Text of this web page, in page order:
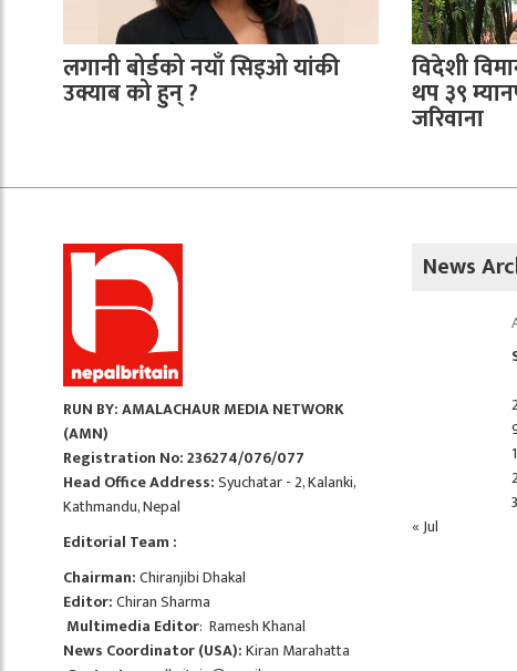
लगानी बोर्डको नयाँ सिइओ यांकी
उक्याब को हुन् ?
विदेशी
थप ३९
जरिवाना
RUN BY: AMALACHAUR MEDIA NETWORK
(AMN)
Registration No: 236274/076/077
Head Office Address:Syuchatar - 2, Kalanki,
Kathmandu, Nepal
Editorial Team :
Chairman:Chiranjibi Dhakal
Editor:Chiran Sharma
Multimedia Editor: Ramesh Khanal
News Coordinator (USA):Kiran Marahatta
News
2
« Jul